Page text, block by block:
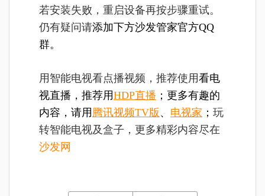
若安装失败，重启设备再按步骤重试。
仍有疑问请添加下方沙发管家官方QQ
群。
用智能电视看点播视频，推荐使用看电
视直播，推荐用HDP直播 ；更多有趣的
内容，请用 腾讯视频TV版 、 电视家 ； 玩
转智能电视及盒子，更多精彩内容尽在
沙发网